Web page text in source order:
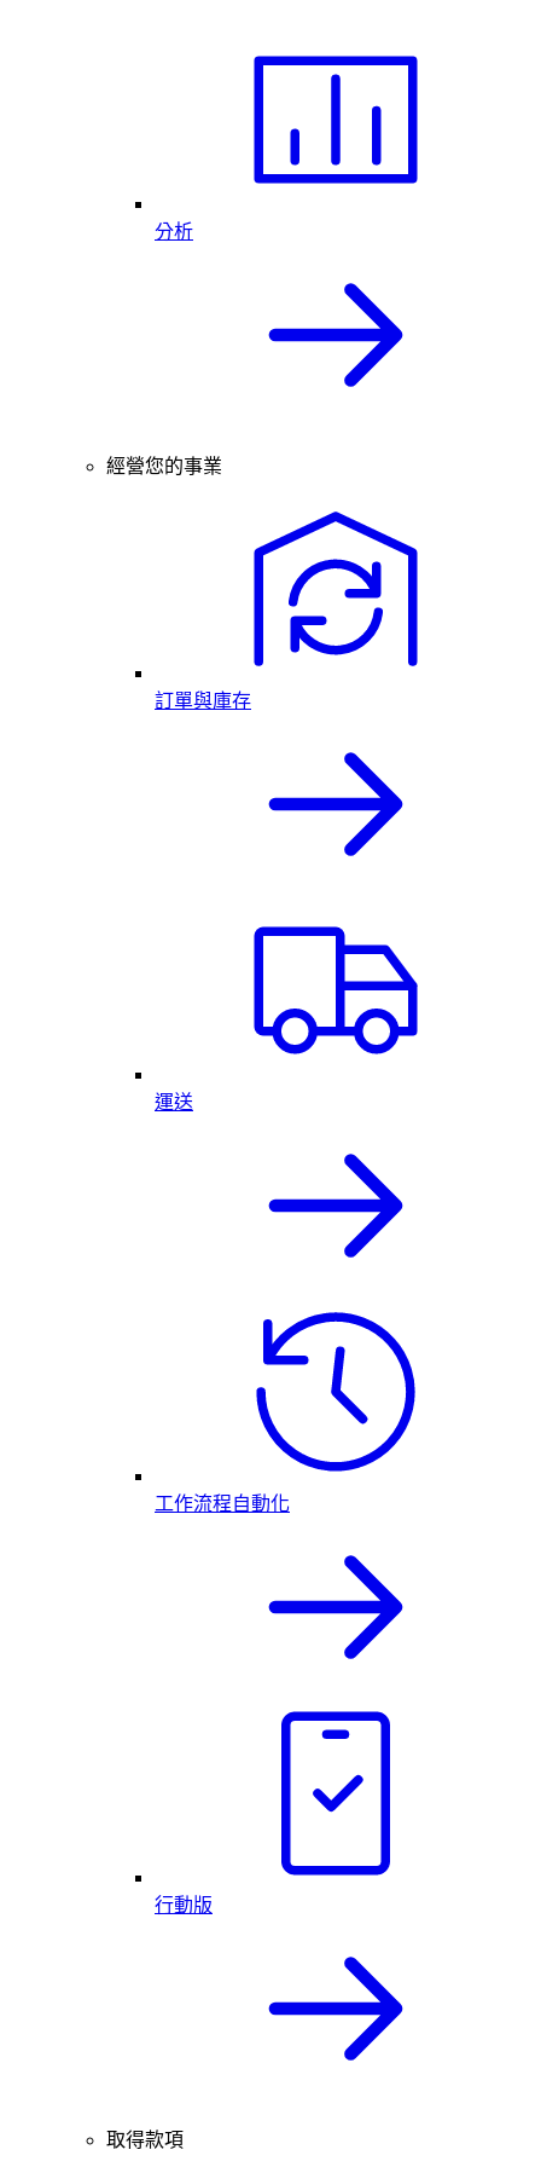
分析
經營您的事業
訂單與庫存
運送
工作流程自動化
行動版
取得款項